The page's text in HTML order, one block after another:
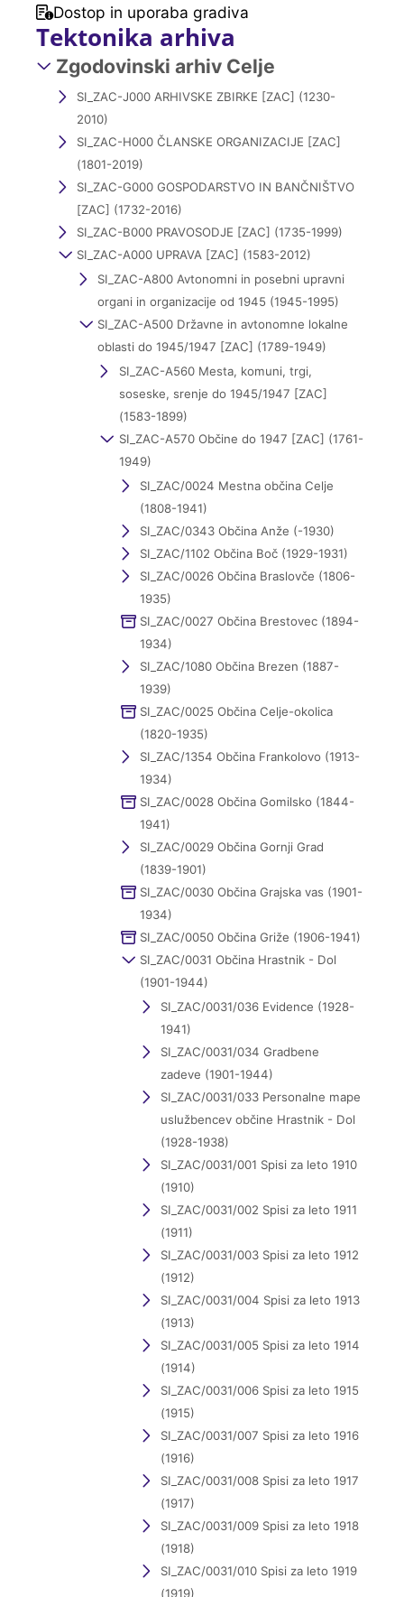
Dostop in uporaba gradiva
Tektonika arhiva
Zgodovinski arhiv Celje
SI_ZAC-J000 ARHIVSKE ZBIRKE [ZAC] (1230-
2010)
SI_ZAC-H000 ČLANSKE ORGANIZACIJE [ZAC]
(1801-2019)
SI_ZAC-G000 GOSPODARSTVO IN BANČNIŠTVO
[ZAC] (1732-2016)
SI_ZAC-B000 PRAVOSODJE [ZAC] (1735-1999)
SI_ZAC-A000 UPRAVA [ZAC] (1583-2012)
SI_ZAC-A800 Avtonomni in posebni upravni
organi in organizacije od 1945 (1945-1995)
SI_ZAC-A500 Državne in avtonomne lokalne
oblasti do 1945/1947 [ZAC] (1789-1949)
SI_ZAC-A560 Mesta, komuni, trgi,
soseske, srenje do 1945/1947 [ZAC]
(1583-1899)
SI_ZAC-A570 Občine do 1947 [ZAC] (1761-
1949)
SI_ZAC/0024 Mestna občina Celje
(1808-1941)
SI_ZAC/0343 Občina Anže (-1930)
SI_ZAC/1102 Občina Boč (1929-1931)
SI_ZAC/0026 Občina Braslovče (1806-
1935)
SI_ZAC/0027 Občina Brestovec (1894-
1934)
SI_ZAC/1080 Občina Brezen (1887-
1939)
SI_ZAC/0025 Občina Celje-okolica
(1820-1935)
SI_ZAC/1354 Občina Frankolovo (1913-
1934)
SI_ZAC/0028 Občina Gomilsko (1844-
1941)
SI_ZAC/0029 Občina Gornji Grad
(1839-1901)
SI_ZAC/0030 Občina Grajska vas (1901-
1934)
SI_ZAC/0050 Občina Griže (1906-1941)
SI_ZAC/0031 Občina Hrastnik - Dol
(1901-1944)
SI_ZAC/0031/036 Evidence (1928-
1941)
SI_ZAC/0031/034 Gradbene
zadeve (1901-1944)
SI_ZAC/0031/033 Personalne mape
uslužbencev občine Hrastnik - Dol
(1928-1938)
SI_ZAC/0031/001 Spisi za leto 1910
(1910)
SI_ZAC/0031/002 Spisi za leto 1911
(1911)
SI_ZAC/0031/003 Spisi za leto 1912
(1912)
SI_ZAC/0031/004 Spisi za leto 1913
(1913)
SI_ZAC/0031/005 Spisi za leto 1914
(1914)
SI_ZAC/0031/006 Spisi za leto 1915
(1915)
SI_ZAC/0031/007 Spisi za leto 1916
(1916)
SI_ZAC/0031/008 Spisi za leto 1917
(1917)
SI_ZAC/0031/009 Spisi za leto 1918
(1918)
SI_ZAC/0031/010 Spisi za leto 1919
(1919)